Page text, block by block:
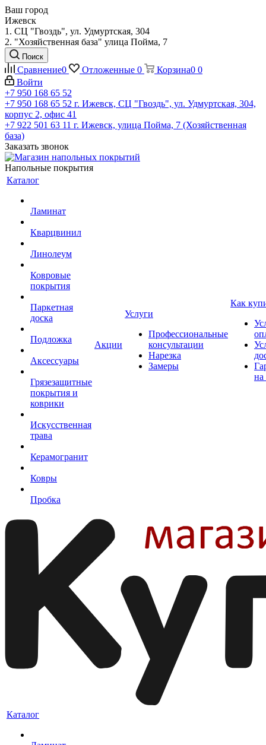
Ваш город
Ижевск
1. СЦ "Гвоздь", ул. Удмуртская, 304
2. "Хозяйственная база" улица Пойма, 7
Поиск
Сравнение0 Отложенные 0 Корзина0 0
Войти
+7 950 168 65 52
+7 950 168 65 52 г. Ижевск, СЦ "Гвоздь", ул. Удмуртская, 304,
корпус 2, офис 41
+7 922 501 63 11 г. Ижевск, улица Пойма, 7 (Хозяйственная
база)
Заказать звонок
Напольные покрытия
Каталог
Ламинат
Кварцвинил
Линолеум
Ковровые
покрытия
Паркетная
доска
Подложка
Аксессуары
Грязезащитные
покрытия и
коврики
Искусственная
трава
Керамогранит
Ковры
Пробка
Акции
Услуги
Профессиональные
консультации
Нарезка
Замеры
Как
на
Каталог